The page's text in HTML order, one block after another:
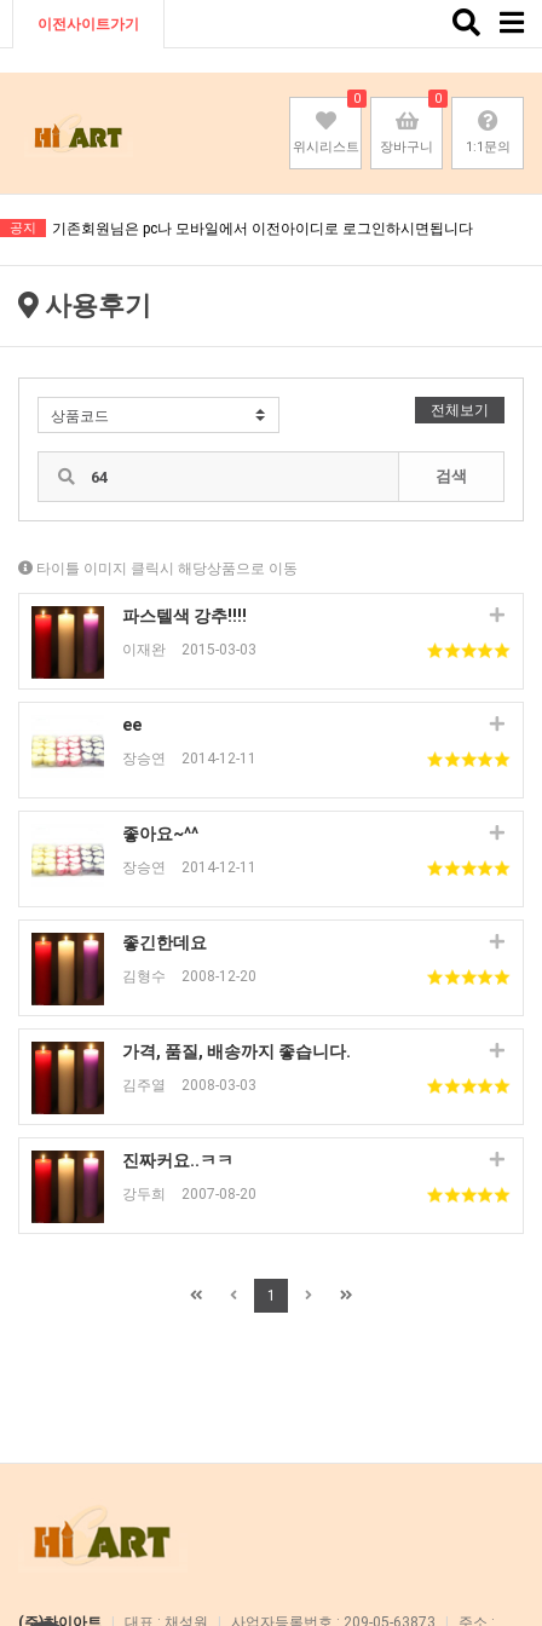
이전사이트가기
Toggle
위시리스트
0
장바구니
0
1:1문의
공지 기존회원님은 pc나 모바일에서 이전아이디로 로그인하시면됩니다
기존회원님은 pc나 모바일에서 이전아이디로 로그인하시면됩니다
기존회원님은 pc나 모바일에서 이전아이디로 로그인하시면됩니다
사용후기
전체보기
검색
타이틀 이미지 클릭시 해당상품으로 이동
파스텔색 강추!!!!
이재완 2015-03-03
ee
장승연 2014-12-11
좋아요~^^
장승연 2014-12-11
좋긴한데요
김형수 2008-12-20
가격, 품질, 배송까지 좋습니다.
김주열 2008-03-03
진짜커요..ㅋㅋ
강두희 2007-08-20
1